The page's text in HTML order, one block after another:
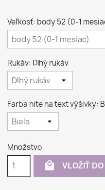
Veľkosť: body 52 (0-1
Rukáv: Dlhý rukáv
Farba nite na text výšivky:
Množstvo
 VLOŽIŤ